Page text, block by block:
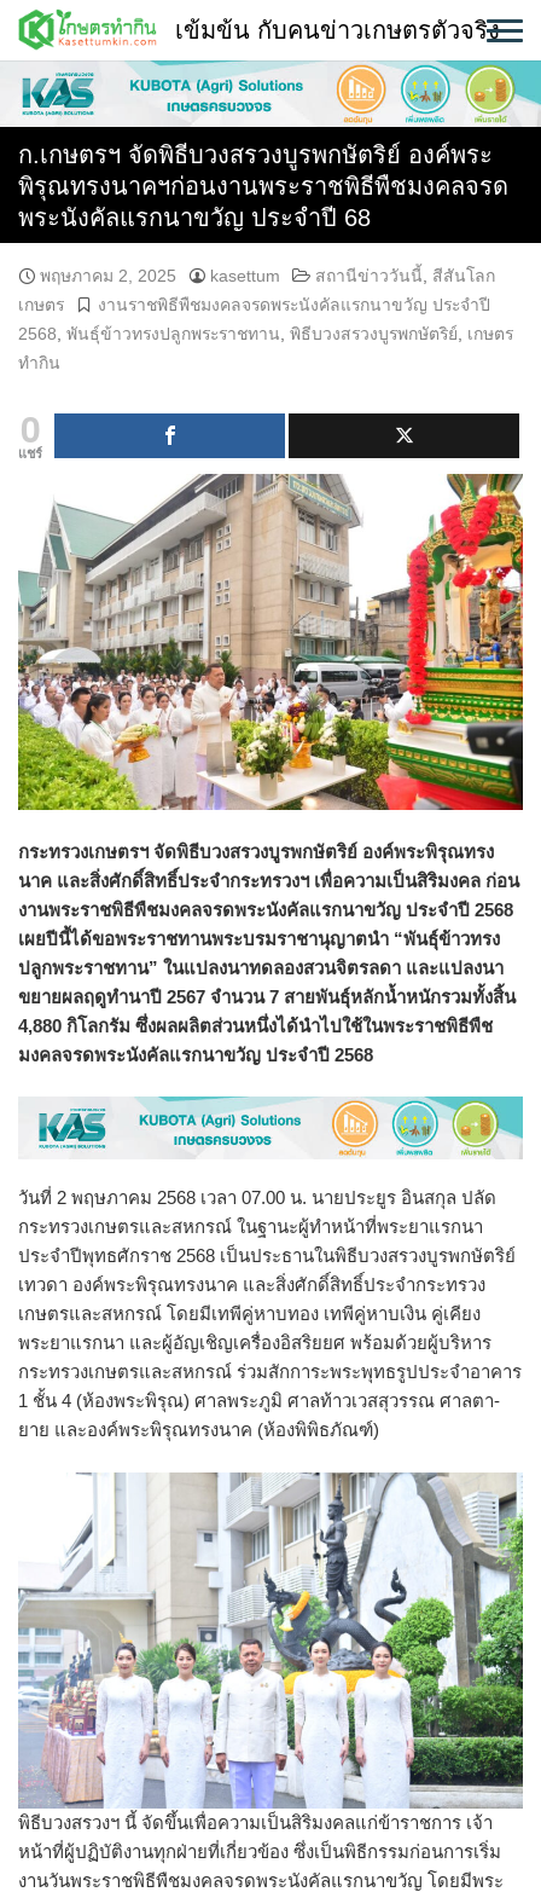
Skip
content
พืช
หน้าแรก
แวดวงเกษตร
สถานีข่าววันนี้
เข้มข้น กับคนข่าวเกษตรตัวจริง
ก.เกษตรฯ จัดพิธีบวงสรวงบูรพกษัตริย์ องค์พระ
พิรุณทรงนาคฯก่อนงานพระราชพิธีพืชมงคลจรด
พระนังคัลแรกนาขวัญ ประจำปี 68​
พฤษภาคม 2, 2025 kasettum สถานีข่าววันนี้, สีสันโลก
เกษตร
งานราชพิธีพืชมงคลจรดพระนังคัลแรกนาขวัญ ประจำปี
2568, พันธุ์ข้าวทรงปลูกพระราชทาน, พิธีบวงสรวงบูรพกษัตริย์, เกษตร
ทำกิน
0
แชร์
กระทรวงเกษตรฯ จัดพิธีบวงสรวงบูรพกษัตริย์ องค์พระพิรุณทรง
นาค และสิ่งศักดิ์สิทธิ์ประจำกระทรวงฯ เพื่อความเป็นสิริมงคล ก่อน
งานพระราชพิธีพืชมงคลจรดพระนังคัลแรกนาขวัญ ประจำปี 2568​
เผยปีนี้ได้ขอพระราชทานพระบรมราชานุญาตนำ “พันธุ์ข้าวทรง
ปลูกพระราชทาน” ในแปลงนาทดลองสวนจิตรลดา และแปลงนา
ขยายผลฤดูทำนาปี 2567 จำนวน 7 สายพันธุ์หลักน้ำหนักรวมทั้งสิ้น
4,880 กิโลกรัม ซึ่งผลผลิตส่วนหนึ่งได้นำไปใช้ในพระราชพิธีพืช
มงคลจรดพระนังคัลแรกนาขวัญ ประจำปี 2568
วันที่ 2 พฤษภาคม 2568 เวลา 07.00 น. นายประยูร อินสกุล ปลัด
กระทรวงเกษตรและสหกรณ์ ในฐานะผู้ทำหน้าที่พระยาแรกนา
ประจำปีพุทธศักราช 2568 เป็นประธานในพิธีบวงสรวงบูรพกษัตริย์
เทวดา องค์พระพิรุณทรงนาค และสิ่งศักดิ์สิทธิ์ประจำกระทรวง
เกษตรและสหกรณ์ โดยมีเทพีคู่หาบทอง เทพีคู่หาบเงิน คู่เคียง
พระยาแรกนา และผู้อัญเชิญเครื่องอิสริยยศ พร้อมด้วยผู้บริหาร
กระทรวงเกษตรและสหกรณ์ ร่วมสักการะพระพุทธรูปประจำอาคาร
1 ชั้น 4 (ห้องพระพิรุณ) ศาลพระภูมิ ศาลท้าวเวสสุวรรณ ศาลตา-
ยาย และองค์พระพิรุณทรงนาค (ห้องพิพิธภัณฑ์)
พิธีบวงสรวงฯ นี้ จัดขึ้นเพื่อความเป็นสิริมงคลแก่ข้าราชการ เจ้า
หน้าที่ผู้ปฏิบัติงานทุกฝ่ายที่เกี่ยวข้อง ซึ่งเป็นพิธีกรรมก่อนการเริ่ม
งานวันพระราชพิธีพืชมงคลจรดพระนังคัลแรกนาขวัญ โดยมีพระ